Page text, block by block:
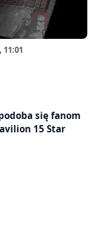
11:01
się fanom
15 Star